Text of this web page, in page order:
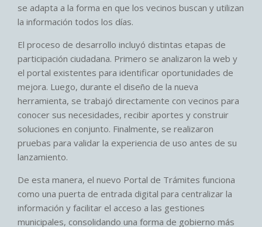
se adapta a la forma en que los vecinos buscan y utilizan
la información todos los días.
El proceso de desarrollo incluyó distintas etapas de
participación ciudadana. Primero se analizaron la web y
el portal existentes para identificar oportunidades de
mejora. Luego, durante el diseño de la nueva
herramienta, se trabajó directamente con vecinos para
conocer sus necesidades, recibir aportes y construir
soluciones en conjunto. Finalmente, se realizaron
pruebas para validar la experiencia de uso antes de su
lanzamiento.
De esta manera, el nuevo Portal de Trámites funciona
como una puerta de entrada digital para centralizar la
información y facilitar el acceso a las gestiones
municipales, consolidando una forma de gobierno más